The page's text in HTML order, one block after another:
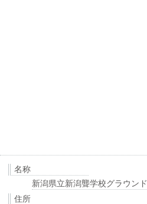
名称
新潟県立新潟聾学校グラウンド
住所